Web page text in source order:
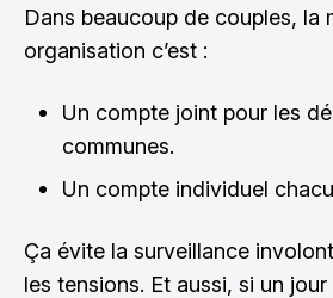
Dans beaucoup de couples, la
organisation c’est :
Un compte joint pour les
communes.
Un compte individuel
Ça évite la surveillance
les tensions. Et aussi, si un